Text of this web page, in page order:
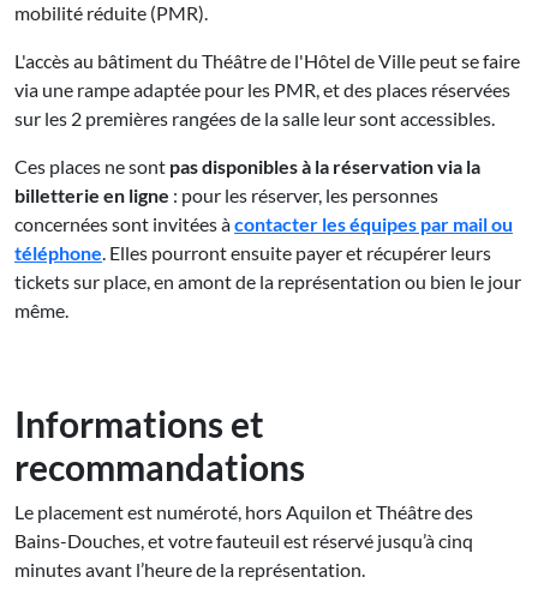
mobilité réduite (PMR).
L'accès au bâtiment du Théâtre de l'Hôtel de Ville peut se faire
via une rampe adaptée pour les PMR, et des places réservées
sur les 2 premières rangées de la salle leur sont accessibles.
Ces places ne sont pas disponibles à la réservation via la
billetterie en ligne : pour les réserver, les personnes
concernées sont invitées àcontacter les équipes par mail ou
téléphone. Elles pourront ensuite payer et récupérer leurs
tickets sur place, en amont de la représentation ou bien le jour
même.
Informations et
recommandations
Le placement est numéroté, hors Aquilon et Théâtre des
Bains-Douches, et votre fauteuil est réservé jusqu’à cinq
minutes avant l’heure de la représentation.